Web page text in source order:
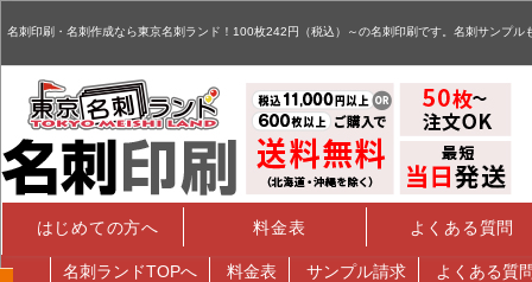
名刺印刷・名刺作成なら東京名刺ランド！100枚242円（税込）～の名刺印刷です。名刺サンプル
はじめての方へ 料金表 よくある質問
名刺 ランドTOPへ 料金表 サンプル請求 よくある質